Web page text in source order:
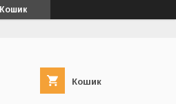
Кошик
Кошик